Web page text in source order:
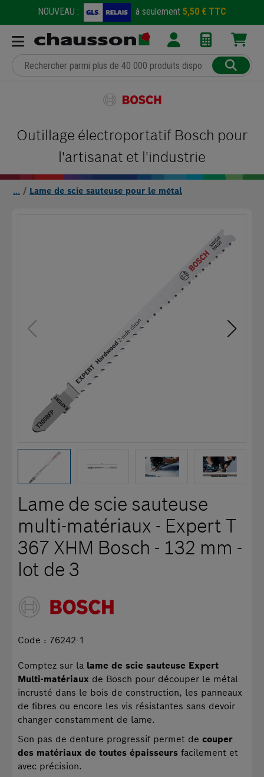
NOUVEAU : à seulement 5,50 € TTC
Outillage électroportatif Bosch pour
l'artisanat et l'industrie
Lame de scie sauteuse pour le métal
Lame de scie sauteuse
multi-matériaux - Expert T
367 XHM Bosch - 132 mm -
lot de 3
Code : 76242-1
Comptez sur la lame de scie sauteuse Expert
Multi-matériaux de Bosch pour découper le métal
incrusté dans le bois de construction, les panneaux
de fibres ou encore les vis résistantes sans devoir
changer constamment de lame.
Son pas de denture progressif permet de couper
des matériaux de toutes épaisseurs facilement et
avec précision.